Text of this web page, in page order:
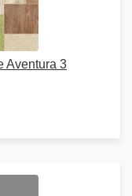
Aventura 3